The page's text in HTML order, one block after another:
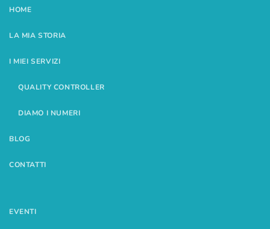
HOME
LA MIA STORIA
I MIEI SERVIZI
QUALITY CONTROLLER
DIAMO I NUMERI
BLOG
CONTATTI
EVENTI